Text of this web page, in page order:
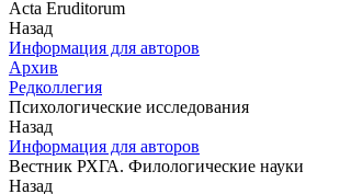
Acta Eruditorum
Назад
Информация для авторов
Архив
Редколлегия
Психологические исследования
Назад
Информация для авторов
Вестник РХГА. Филологические науки
Назад